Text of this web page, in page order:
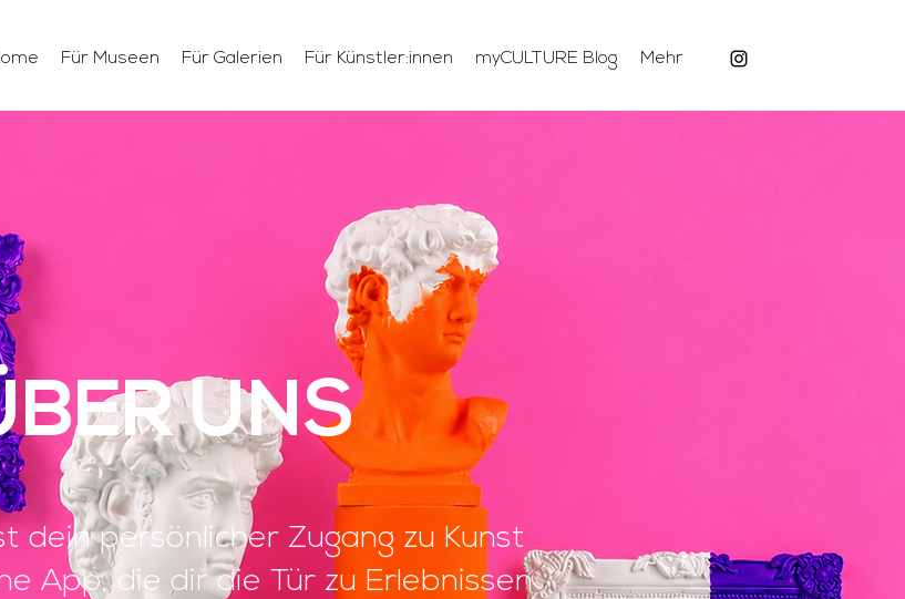
Für Museen Für Galerien Für Künstler:innen myCULTURE Blog Mehr
UNS
dein persönlicher Zugang zu Kunst
App, die dir die Tür zu Erlebnissen